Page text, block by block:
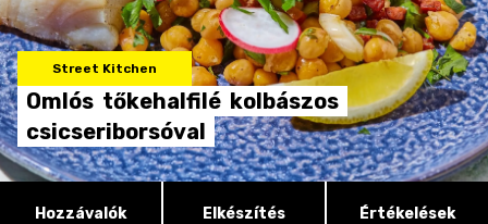
Street Kitchen
Omlós tőkehalfilé kolbászos
csicseriborsóval
Hozzávalók Elkészítés Értékelések